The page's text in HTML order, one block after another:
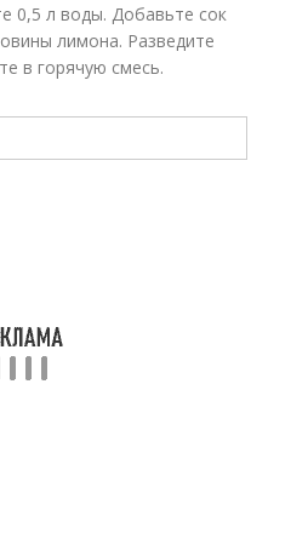
0,5 л воды. Добавьте сок
лимона. Разведите
в горячую смесь.